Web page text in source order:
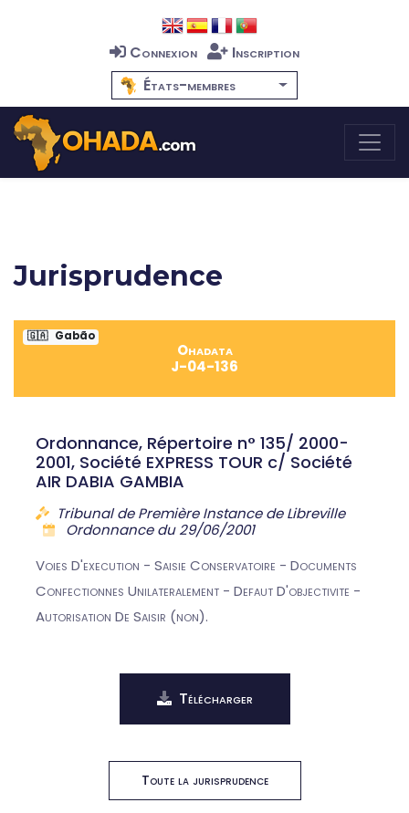
Connexion
Inscription
États-membres
Jurisprudence
🇬🇦 Gabão
Ohadata
J-04-136
Ordonnance, Répertoire n° 135/ 2000-
2001, Société EXPRESS TOUR c/ Société
AIR DABIA GAMBIA
Tribunal de Première Instance de Libreville
Ordonnance du 29/06/2001
Voies D'execution - Saisie Conservatoire - Documents
Confectionnes Unilateralement - Defaut D'objectivite -
Autorisation De Saisir (non).
Télécharger
Toute la jurisprudence